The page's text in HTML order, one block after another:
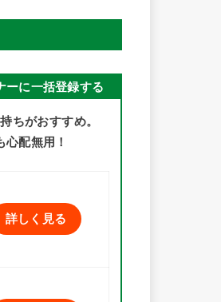
ーに一括登録する
ちがおすすめ。
配無用！
詳しく見る